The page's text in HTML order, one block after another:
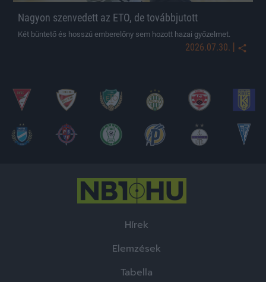
Nagyon szenvedett az ETO, de továbbjutott
Két büntető és hosszú emberelőny sem hozott hazai győzelmet.
2026.07.30. |
Hírek
Elemzések
Tabella